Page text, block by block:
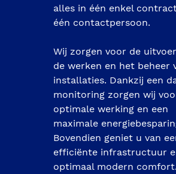
alles in één enkel
één contactpersoon.
Wij zorgen voor de
de werken en het beheer
installaties. Dankzij een
monitoring zorgen wij
optimale werking en een
maximale
Bovendien geniet u van
efficiënte infrastructuur
optimaal modern